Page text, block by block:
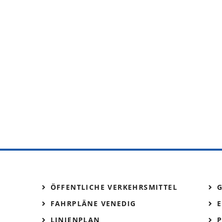
ÖFFENTLICHE VERKEHRSMITTEL
FAHRPLÄNE VENEDIG
LINIENPLAN